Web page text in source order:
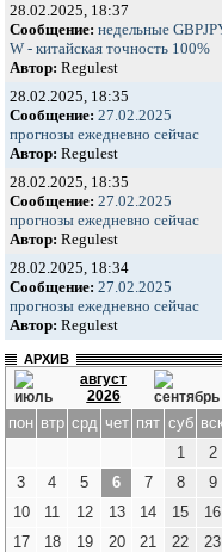
28.02.2025, 18:37
Сообщение: недельные
W - китайская точность 100%
Автор: Regulest
28.02.2025, 18:35
Сообщение: 27.02.2025
прогнозы ежедневно сейчас
Автор: Regulest
28.02.2025, 18:35
Сообщение: 27.02.2025
прогнозы ежедневно сейчас
Автор: Regulest
28.02.2025, 18:34
Сообщение: 27.02.2025
прогнозы ежедневно сейчас
Автор: Regulest
АРХИВ
август
2026
пон втр срд чет пят суб
1
2
3
4 5 6 7 8
9
10
11 12 13 14 15
16
17
18 19 20 21 22
23